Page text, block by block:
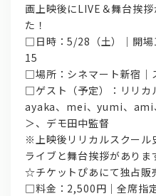
画上映後にLIVE＆舞台挨
た！
□日時：5/28（土）｜開場
15
□場所：シネマート新宿｜
□ゲスト（予定）：リリカ
ayaka、mei、yumi、
＞、デモ田中監督
※上映後リリカルスクール
ライブと舞台挨拶がありま
☆チケットぴあにて独占販
□料金：2,500円｜全席指